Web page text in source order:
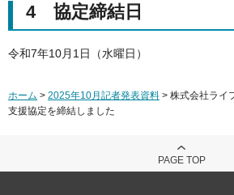
4 協定締結日
令和7年10月1日（水曜日）
ホーム > 2025年10月記者発表資料 > 株式会社ライ
支援協定を締結しました
PAGE TOP